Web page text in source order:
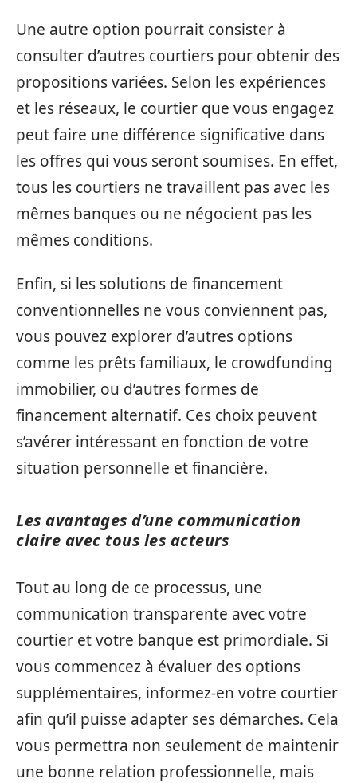
Une autre option pourrait consister à
consulter d’autres courtiers pour obtenir des
propositions variées. Selon les expériences
et les réseaux, le courtier que vous engagez
peut faire une différence significative dans
les offres qui vous seront soumises. En effet,
tous les courtiers ne travaillent pas avec les
mêmes banques ou ne négocient pas les
mêmes conditions.
Enfin, si les solutions de financement
conventionnelles ne vous conviennent pas,
vous pouvez explorer d’autres options
comme les prêts familiaux, le crowdfunding
immobilier, ou d’autres formes de
financement alternatif. Ces choix peuvent
s’avérer intéressant en fonction de votre
situation personnelle et financière.
Les avantages d’une communication
claire avec tous les acteurs
Tout au long de ce processus, une
communication transparente avec votre
courtier et votre banque est primordiale. Si
vous commencez à évaluer des options
supplémentaires, informez-en votre courtier
afin qu’il puisse adapter ses démarches. Cela
vous permettra non seulement de maintenir
une bonne relation professionnelle, mais